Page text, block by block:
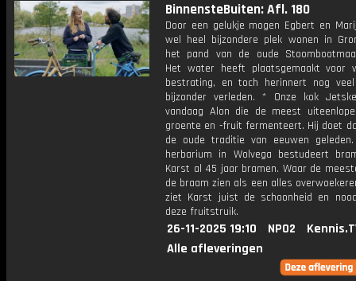
BinnensteBuiten: Afl. 180
Door een gelukje mogen Egbert en
wel heel bijzondere plek wonen in
het pand van de oude
Het water heeft plaatsgemaakt voor
bestrating, en toch herinnert nog
bijzonder verleden. * Onze kok
vandaag Alon die de meest
groente en -fruit fermenteert. Hij doet
de oude traditie van eeuwen
herbarium in Wolvega bestudeert
Karst al 45 jaar bramen. Waar de
de braam zien als een alles
ziet Karst juist de schoonheid en
deze fruitstruik.
26-11-2025 19:10 NPO2
Alle afleveringen